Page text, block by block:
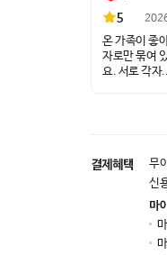
5
온 가족이 좋
자로만 묶여
요. 서로 각자
결제혜택
무
신
마